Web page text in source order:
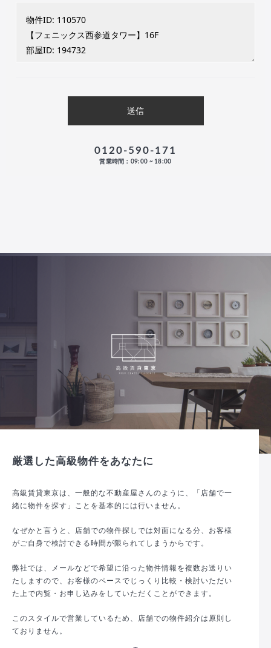
0120-590-171
営業時間：09:00 ~ 18:00
厳選した高級物件をあなたに
高級賃貸東京は、一般的な不動産屋さんのように、「店舗で一
緒に物件を探す」ことを基本的には行いません。
なぜかと言うと、店舗での物件探しでは対面になる分、お客様
がご自身で検討できる時間が限られてしまうからです。
弊社では、メールなどで希望に沿った物件情報を複数お送りい
たしますので、お客様のペースでじっくり比較・検討いただい
た上で内覧・お申し込みをしていただくことができます。
このスタイルで営業しているため、店舗での物件紹介は原則し
ておりません。